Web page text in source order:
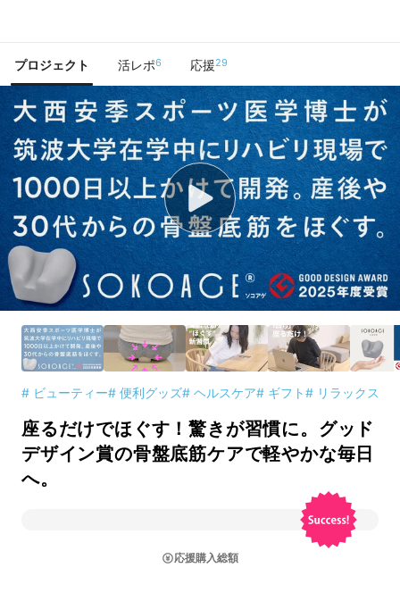
プロジェクト 活レポ6 応援29
# ビューティー# 便利グッズ# ヘルスケア# ギフト# リラックス
座るだけでほぐす！驚きが習慣に。グッド
デザイン賞の骨盤底筋ケアで軽やかな毎日
へ。
応援購入総額